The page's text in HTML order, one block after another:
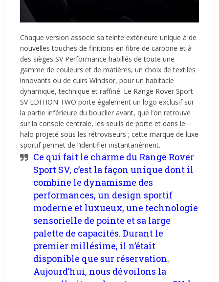
Chaque version associe sa teinte extérieure unique à de
nouvelles touches de finitions en fibre de carbone et à
des sièges SV Performance habillés de toute une
gamme de couleurs et de matières, un choix de textiles
innovants ou de cuirs Windsor, pour un habitacle
dynamique, technique et raffiné. Le Range Rover Sport
SV EDITION TWO porte également un logo exclusif sur
la partie inférieure du bouclier avant, que l’on retrouve
sur la console centrale, les seuils de porte et dans le
halo projeté sous les rétroviseurs ; cette marque de luxe
sportif permet de l’identifier instantanément.
Ce qui fait le charme du Range Rover
Sport SV, c’est la façon unique dont il
combine le dynamisme des
performances, un design sportif
moderne et luxueux, une technologie
sensorielle de pointe et sa large
palette de capacités. Durant le
premier millésime, il n’était
disponible que sur réservation.
Aujourd’hui, nous dévoilons la